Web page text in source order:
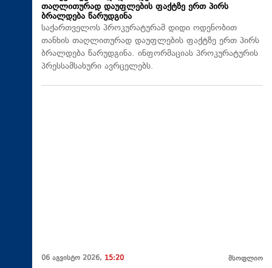
თაღლითურად დაუფლების ფაქტზე ერთ პირს
ბრალდება წარუდგინა
საქართველოს პროკურატურამ დიდი ოდენობით
თანხის თაღლითურად დაუფლების ფაქტზე ერთ პირს
ბრალდება წარუდგინა. ინფორმაციას პროკურატურის
პრესსამსახური ავრცელებს.
06 აგვისტო 2026, 15:20 მსოფლიო